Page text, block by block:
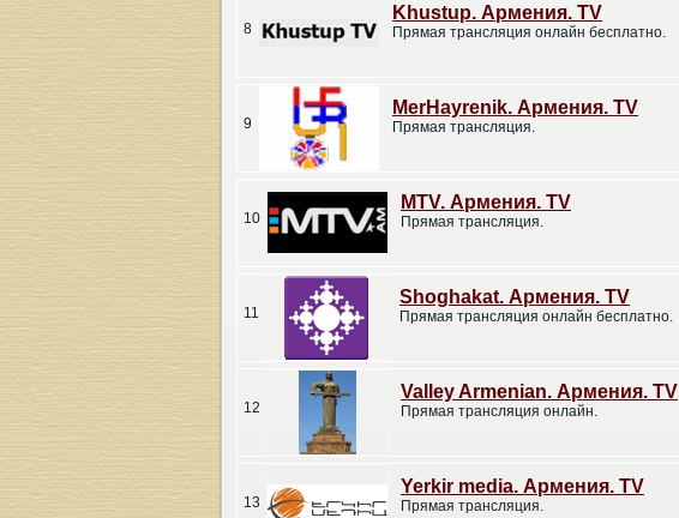
8
Khustup. Армения. TV
Прямая трансляция онлайн бесплатно.
9
MerHayrenik. Армения. TV
Прямая трансляция.
10
MTV. Армения. TV
Прямая трансляция.
11
Shoghakat. Армения. TV
Прямая трансляция онлайн бесплатно.
12
Valley Armenian. Армения. TV
Прямая трансляция онлайн.
13
Yerkir media. Армения. TV
Прямая трансляция.